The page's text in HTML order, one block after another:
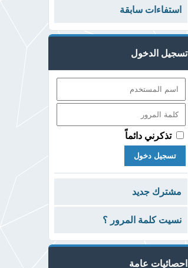
استفاءات سابقة
تسجيل الدخول
تذكرني دائماً
مشترك جديد
نسيت كلمة المرور ؟
احصائيات عامة